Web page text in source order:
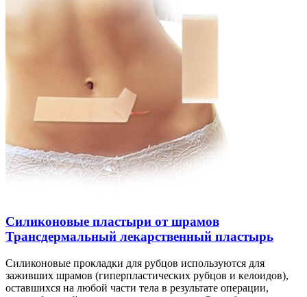
Силиконовые пластыри от шрамов
Трансдермальный лекарственный пластырь
Силиконовые прокладки для рубцов используются для
заживших шрамов (гиперпластических рубцов и келоидов),
оставшихся на любой части тела в результате операции,